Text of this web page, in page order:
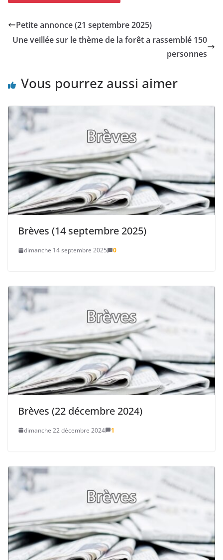
Petite annonce (21 septembre 2025)
Une veillée sur le thème de la forêt a rassemblé 150
personnes
Vous pourrez aussi aimer
Brèves (14 septembre 2025)
dimanche 14 septembre 2025 0
Brèves (22 décembre 2024)
dimanche 22 décembre 2024 1